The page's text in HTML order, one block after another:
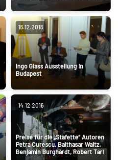
16.12.2016
Ingo Glass Ausstellung in
Budapest
14.12.2016
Preise für die „Stafette“ Autoren
Petra Curescu, Balthasar Waitz,
Benjamin Burghardt, Robert Tari